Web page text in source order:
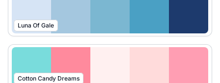
Luna Of Gale
Cotton Candy Dreams